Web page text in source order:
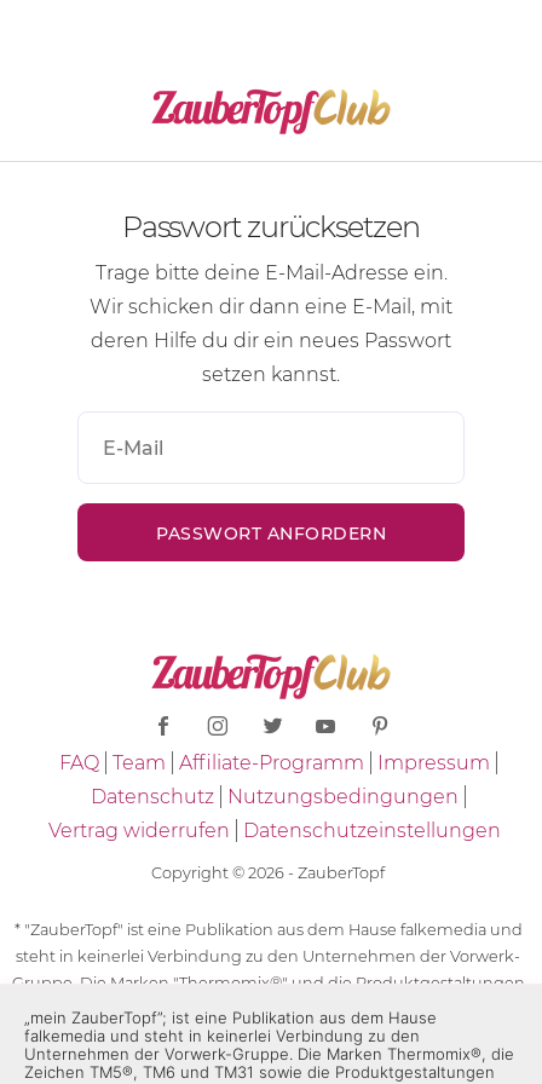
Passwort zurücksetzen
Trage bitte deine E-Mail-Adresse ein.
Wir schicken dir dann eine E-Mail , mit
deren Hilfe du dir ein neues Passwort
setzen kannst.
FAQ Team Affiliate-Programm
Impressum
Datenschutz
Nutzungsbedingungen
Vertrag widerrufen
Datenschutzeinstellungen
Copyright © 2026 - ZauberTopf
* "ZauberTopf" ist eine Publikation aus dem Hause falkemedia und
steht in keinerlei Verbindung zu den Unternehmen der Vorwerk-
Gruppe. Die Marken "Thermomix®" und die Produktgestaltungen
des "Thermomix®" sind eingetragene Marken der Unternehmen
der Vorwerk-Gruppe. Die Marken Thermomix®, die Zeichen TM5®,
TM6 und TM31 sowie die Produktgestaltungen des Thermomix®
„mein ZauberTopf”; ist eine Publikation aus dem Hause
falkemedia und steht in keinerlei Verbindung zu den
Unternehmen der Vorwerk-Gruppe. Die Marken Thermomix®, die
Zeichen TM5®, TM6 und TM31 sowie die Produktgestaltungen